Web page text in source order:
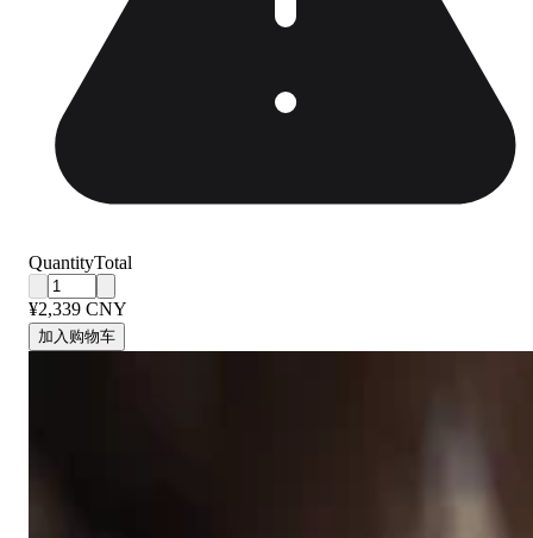
QuantityTotal
¥2,339 CNY
加入购物车